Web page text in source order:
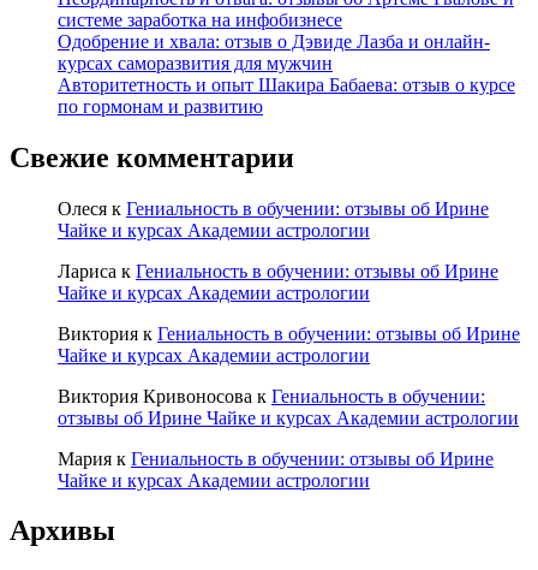
системе заработка на инфобизнесе
Одобрение и хвала: отзыв о Дэвиде Лазба и онлайн-
курсах саморазвития для мужчин
Авторитетность и опыт Шакира Бабаева: отзыв о курсе
по гормонам и развитию
Свежие комментарии
Олеся к Гениальность в обучении: отзывы об Ирине
Чайке и курсах Академии астрологии
Лариса к Гениальность в обучении: отзывы об Ирине
Чайке и курсах Академии астрологии
Виктория к Гениальность в обучении: отзывы об Ирине
Чайке и курсах Академии астрологии
Виктория Кривоносова к Гениальность в обучении:
отзывы об Ирине Чайке и курсах Академии астрологии
Мария к Гениальность в обучении: отзывы об Ирине
Чайке и курсах Академии астрологии
Архивы